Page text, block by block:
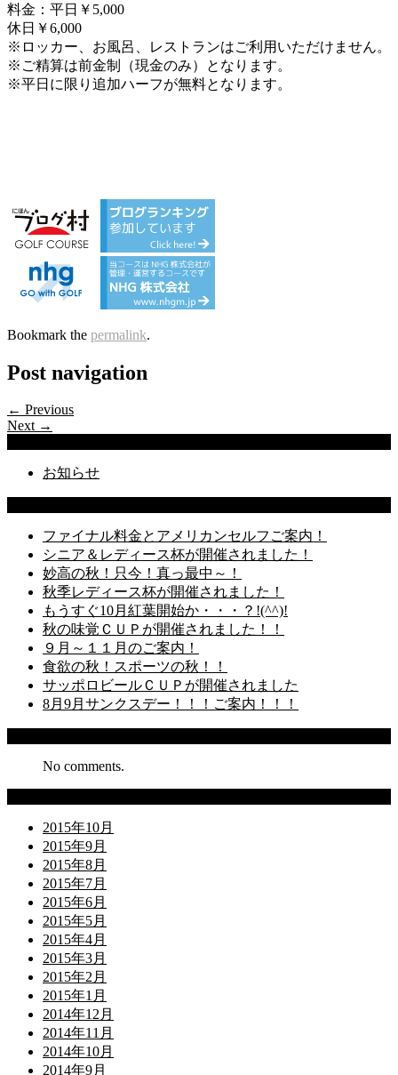
料金：平日￥5,000
休日￥6,000
※ロッカー、お風呂、レストランはご利用いただけません。
※ご精算は前金制（現金のみ）となります。
※平日に限り追加ハーフが無料となります。
Bookmark the permalink.
Post navigation
← Previous
Next →
お知らせ
ファイナル料金とアメリカンセルフご案内！
シニア＆レディース杯が開催されました！
妙高の秋！只今！真っ最中～！
秋季レディース杯が開催されました！
もうすぐ10月紅葉開始か・・・？!(^^)!
秋の味覚ＣＵＰが開催されました！！
９月～１１月のご案内！
食欲の秋！スポーツの秋！！
サッポロビールＣＵＰが開催されました
8月9月サンクスデー！！！ご案内！！！
No comments.
2015年10月
2015年9月
2015年8月
2015年7月
2015年6月
2015年5月
2015年4月
2015年3月
2015年2月
2015年1月
2014年12月
2014年11月
2014年10月
2014年9月